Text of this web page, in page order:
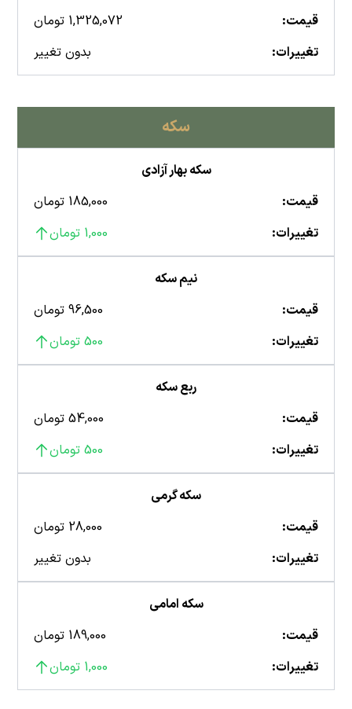
قیمت:
1,325,072 تومان
تغییرات:
بدون تغییر
سکه
سکه بهار آزادی
قیمت:
185,000 تومان
تغییرات:
1,000 تومان
نیم سکه
قیمت:
96,500 تومان
تغییرات:
500 تومان
ربع سکه
قیمت:
54,000 تومان
تغییرات:
500 تومان
سکه گرمی
قیمت:
28,000 تومان
تغییرات:
بدون تغییر
سکه امامی
قیمت:
189,000 تومان
تغییرات:
1,000 تومان